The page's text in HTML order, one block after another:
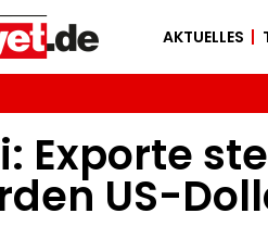
AKTUELLES
Exporte
US-